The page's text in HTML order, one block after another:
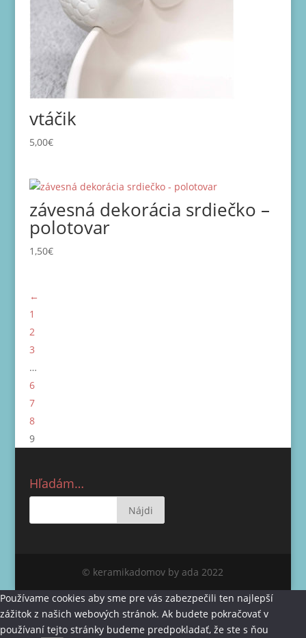
vtáčik
5,00€
závesná dekorácia srdiečko –
polotovar
1,50€
←
1
2
3
…
6
7
8
9
Hľadám…
© keramikadomov by ada 2022
Používame cookies aby sme pre vás zabezpečili ten najlepší
zážitok z našich webových stránok. Ak budete pokračovať v
používaní tejto stránky budeme predpokladať, že ste s ňou